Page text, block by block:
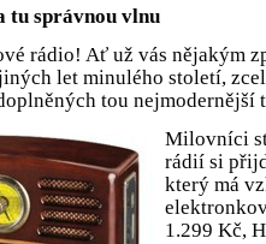
tu správnou vlnu
rádio! Ať už vás nějakým
let minulého století,
tou nejmodernější
Milovníci
rádií si
který má
1.299 Kč,